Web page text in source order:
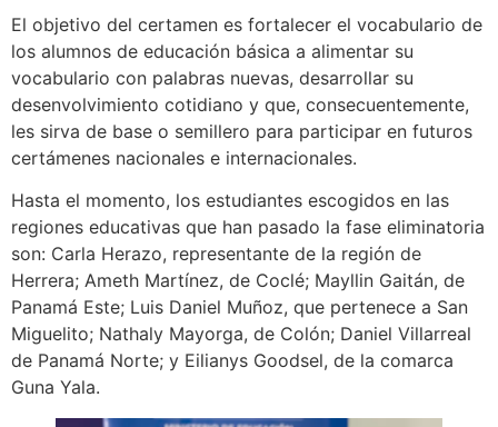
El objetivo del certamen es fortalecer el vocabulario de
los alumnos de educación básica a alimentar su
vocabulario con palabras nuevas, desarrollar su
desenvolvimiento cotidiano y que, consecuentemente,
les sirva de base o semillero para participar en futuros
certámenes nacionales e internacionales.
Hasta el momento, los estudiantes escogidos en las
regiones educativas que han pasado la fase eliminatoria
son: Carla Herazo, representante de la región de
Herrera; Ameth Martínez, de Coclé; Mayllin Gaitán, de
Panamá Este; Luis Daniel Muñoz, que pertenece a San
Miguelito; Nathaly Mayorga, de Colón; Daniel Villarreal
de Panamá Norte; y Eilianys Goodsel, de la comarca
Guna Yala.